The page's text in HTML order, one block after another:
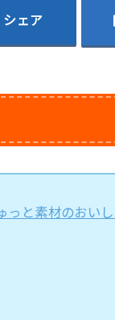
シェア
っと素材のおい